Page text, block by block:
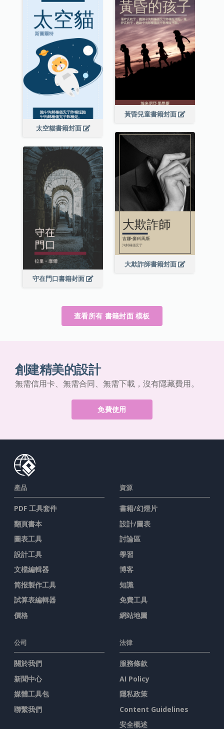
黃昏兒童書籍封面
太空貓書籍封面
大欺詐師書籍封面
守在門口書籍封面
查看所有 書籍封面 模板
創建精美的設計
無需信用卡、無需合同、無需下載，沒有隱藏費用。
免費使用
產品
PDF 工具套件
翻頁書本
圖表工具
設計工具
文檔編輯器
简报製作工具
試算表編輯器
價格
資源
書籍/幻燈片
設計/圖表
討論區
學習
博客
知識
免費工具
網站地圖
公司
關於我們
新聞中心
媒體工具包
聯繫我們
法律
服務條款
AI Policy
隱私政策
Content Guidelines
安全概述